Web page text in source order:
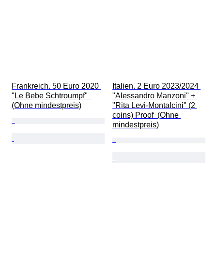
Frankreich. 50 Euro 2020
"Le Bebe Schtroumpf"
(Ohne mindestpreis)
Italien. 2 Euro 2023/2024
"Alessandro Manzoni" +
"Rita Levi-Montalcini" (2
coins) Proof  (Ohne
mindestpreis)